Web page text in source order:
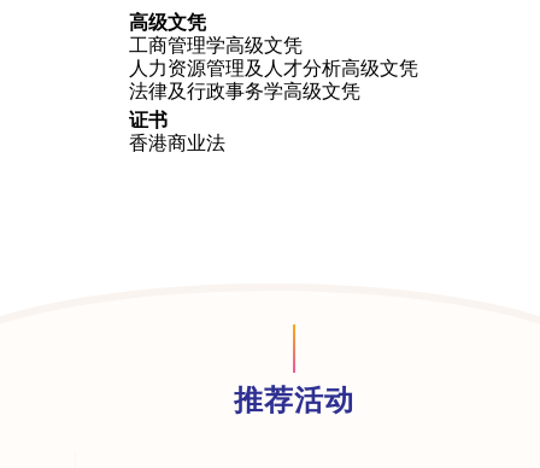
高级文凭
工商管理学高级文凭
人力资源管理及人才分析高级文凭
法律及行政事务学高级文凭
证书
香港商业法
推荐活动